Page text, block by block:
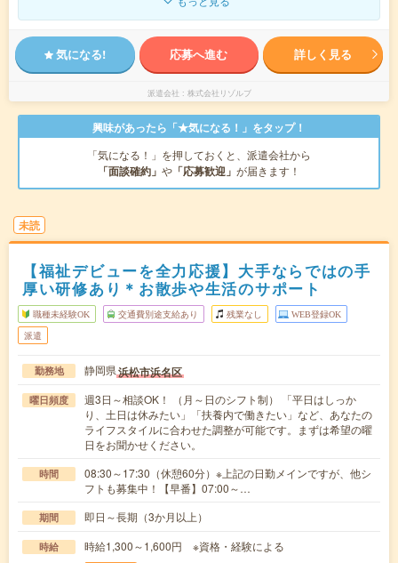
気になる! 応募へ進む 詳しく見る
派遣会社 株式会社リゾルブ
興味があったら「★気になる！」をタップ！
「気になる！」を押しておくと、派遣会社から
「面談確約」 や 「応募歓迎」 が届きます！
未読
【福祉デビューを全力応援】大手ならではの手
厚い研修あり＊お散歩や生活のサポート
職種未経験OK 交通費別途支給あり 残業なし WEB登録OK
派遣
勤務地 静岡県浜松市浜名区
曜日頻度
週3日～相談OK！ （月～日のシフト制） 「平日はしっか
り、土日は休みたい」「扶養内で働きたい」など、あなたの
ライフスタイルに合わせた調整が可能です。まずは希望の曜
日をお聞かせください。
時間
08:30～17:30（休憩60分）※上記の日勤メインですが、他シ
フトも募集中！【早番】07:00～…
期間 即日～長期（3か月以上）
時給 時給1,300～1,600円 ※資格・経験による